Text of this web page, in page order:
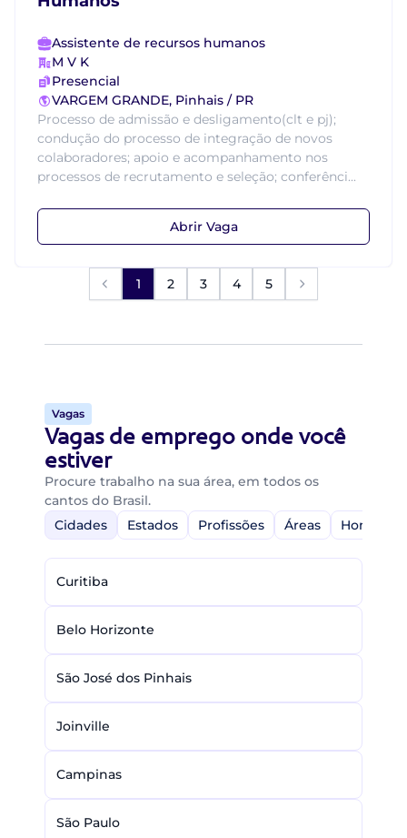
Assistente de recursos humanos
M V K
Presencial
VARGEM GRANDE, Pinhais / PR
Processo de admissão e desligamento(clt e pj);
condução do processo de integração de novos
colaboradores; apoio e acompanhamento nos
processos de recrutamento e seleção; conferênci...
Abrir Vaga
1 2 3 4 5
Vagas
Vagas de emprego onde você
estiver
Procure trabalho na sua área, em todos os
cantos do Brasil.
Cidades
Estados Profissões Áreas Home-
Curitiba
Belo Horizonte
São José dos Pinhais
Joinville
Campinas
São Paulo